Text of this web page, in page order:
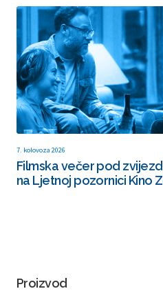
7. kolovoza 2026
Filmska večer pod
na Ljetnoj pozornici Kino
Proizvod